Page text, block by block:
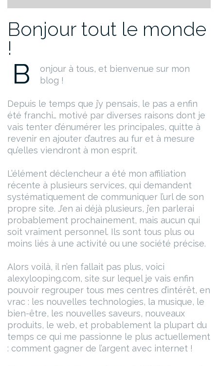
Bonjour tout le monde
!
B
onjour à tous, et bienvenue sur mon
blog !
Depuis le temps que j’y pensais, le pas a enfin
été franchi… motivé par diverses raisons dont je
vais tenter d’énumérer les principales, quitte à
revenir en ajouter d’autres au fur et à mesure
qu’elles viendront à mon esprit.
L’élément déclencheur a été mon affiliation
récente à plusieurs services, qui demandent
systématiquement de communiquer l’url de son
propre site. J’en ai déjà plusieurs, j’en parlerai
probablement prochainement, mais aucun qui
soit vraiment personnel. Ils sont tous plus ou
moins liés à une activité ou une société précise.
Alors voilà, il n’en fallait pas plus, voici
alexylooping.com, site sur lequel je vais enfin
pouvoir regrouper tous mes centres d’intérêt, en
vrac : les nouvelles technologies, la musique, le
bien-être, les nouvelles saveurs, nouveaux
produits, le web, et probablement la plupart du
temps ce qui me passionne le plus actuellement
: comment gagner de l’argent avec internet !